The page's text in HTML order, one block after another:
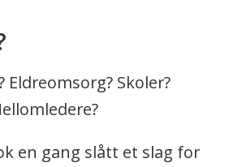
Eldreomsorg? Skoler?
en gang slått et slag for